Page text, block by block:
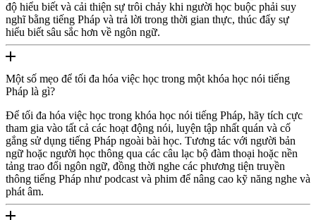
độ hiểu biết và cải thiện sự trôi chảy khi người học buộc phải suy
nghĩ bằng tiếng Pháp và trả lời trong thời gian thực, thúc đẩy sự
hiểu biết sâu sắc hơn về ngôn ngữ.
Một số mẹo để tối đa hóa việc học trong một khóa học nói tiếng
Pháp là gì?
Để tối đa hóa việc học trong khóa học nói tiếng Pháp, hãy tích cực
tham gia vào tất cả các hoạt động nói, luyện tập nhất quán và cố
gắng sử dụng tiếng Pháp ngoài bài học. Tương tác với người bản
ngữ hoặc người học thông qua các câu lạc bộ đàm thoại hoặc nền
tảng trao đổi ngôn ngữ, đồng thời nghe các phương tiện truyền
thông tiếng Pháp như podcast và phim để nâng cao kỹ năng nghe và
phát âm.